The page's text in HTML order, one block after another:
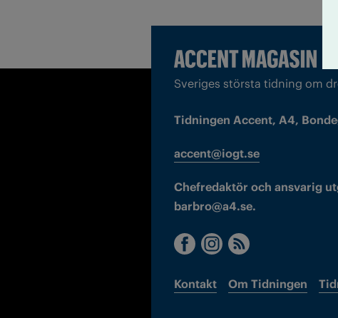
Sveriges största tidning om
Tidningen Accent, A4,
accent@iogt.se
Chefredaktör och ansvarig
barbro@a4.se.
Kontakt Om Tidningen